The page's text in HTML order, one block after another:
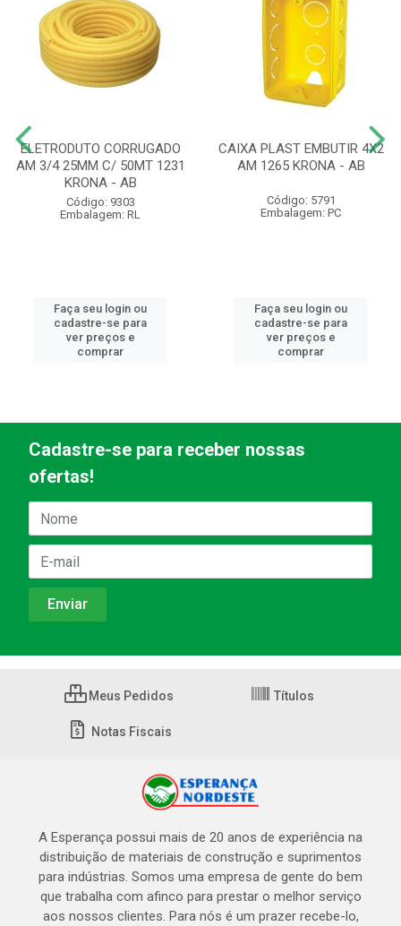
ELETRODUTO CORRUGADO
AM 3/4 25MM C/ 50MT 1231
KRONA - AB
Código: 9303
Embalagem: RL
Faça seu login ou
cadastre-se para
ver preços e
comprar
CAIXA PLAST EMBUTIR 4X2
AM 1265 KRONA - AB
Código: 5791
Embalagem: PC
Faça seu login ou
cadastre-se para
ver preços e
comprar
Cadastre-se para receber nossas
ofertas!
Meus Pedidos Títulos
Notas Fiscais
A Esperança possui mais de 20 anos de experiência na
distribuição de materiais de construção e suprimentos
para indústrias. Somos uma empresa de gente do bem
que trabalha com afinco para prestar o melhor serviço
aos nossos clientes. Para nós é um prazer recebe-lo,